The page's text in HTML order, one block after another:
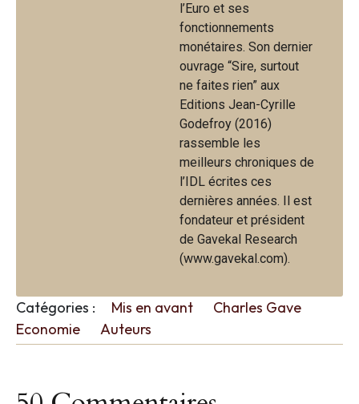
l’Euro et ses
fonctionnements
monétaires. Son dernier
ouvrage “Sire, surtout
ne faites rien” aux
Editions Jean-Cyrille
Godefroy (2016)
rassemble les
meilleurs chroniques de
l’IDL écrites ces
dernières années. Il est
fondateur et président
de Gavekal Research
(www.gavekal.com).
Catégories : Mis en avant
Charles Gave
Economie
Auteurs